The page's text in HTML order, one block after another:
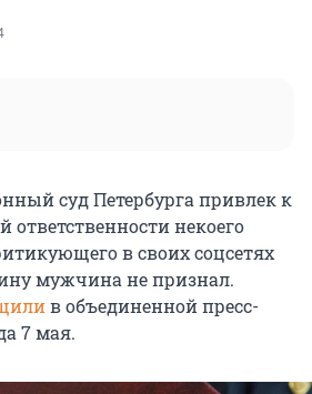
суд Петербурга привлек к
некоего
в своих соцсетях
мужчина не признал.
в объединенной пресс-
7 мая.